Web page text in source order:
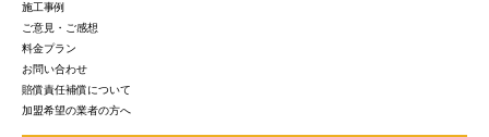
施工事例
ご意見・ご感想
料金プラン
お問い合わせ
賠償責任補償について
加盟希望の業者の方へ